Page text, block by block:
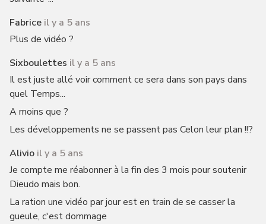
Fabrice il y a 5 ans
Plus de vidéo ?
Sixboulettes il y a 5 ans
Il est juste allé voir comment ce sera dans son pays dans
quel Temps...
A moins que ?
Les développements ne se passent pas Celon leur plan !!?
Alivio il y a 5 ans
Je compte me réabonner à la fin des 3 mois pour soutenir
Dieudo mais bon.
La ration une vidéo par jour est en train de se casser la
gueule, c'est dommage